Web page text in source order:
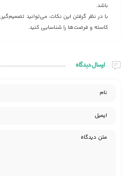
باشد.
با در نظر گرفتن این نکات، می‌توانید
کاسته و فرصت‌ها را شناسایی کنید.
ارسال دیدگاه